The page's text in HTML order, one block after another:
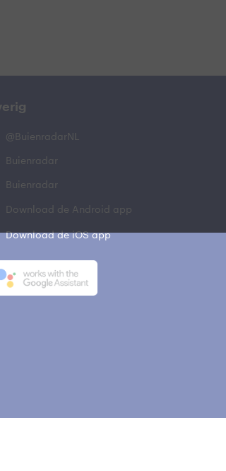
@BuienradarNL
Buienradar
Buienradar
Download de Android app
Download de iOS app